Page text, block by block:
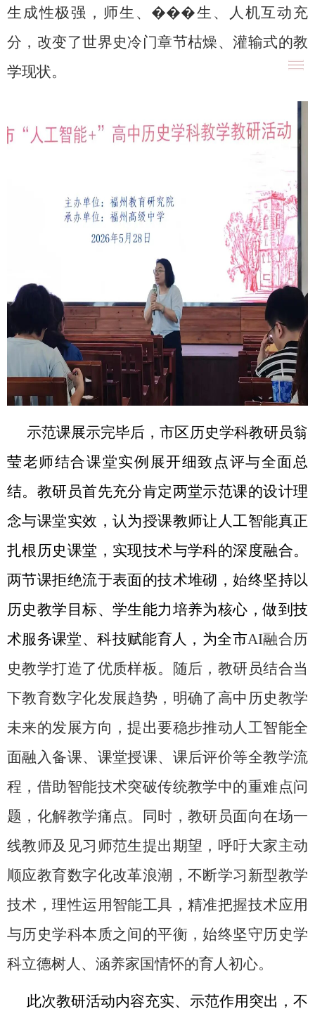
生成性极强，师生、���生、人机互动充
分，改变了世界史冷门章节枯燥、灌输式的教
学现状。
示范课展示完毕后，市区历史学科教研员翁
莹老师结合课堂实例展开细致点评与全面总
结。教研员首先充分肯定两堂示范课的设计理
念与课堂实效，认为授课教师让人工智能真正
扎根历史课堂，实现技术与学科的深度融合。
两节课拒绝流于表面的技术堆砌，始终坚持以
历史教学目标、学生能力培养为核心，做到技
术服务课堂、科技赋能育人，为全市AI融合历
史教学打造了优质样板。随后，教研员结合当
下教育数字化发展趋势，明确了高中历史教学
未来的发展方向，提出要稳步推动人工智能全
面融入备课、课堂授课、课后评价等全教学流
程，借助智能技术突破传统教学中的重难点问
题，化解教学痛点。同时，教研员面向在场一
线教师及见习师范生提出期望，呼吁大家主动
顺应教育数字化改革浪潮，不断学习新型教学
技术，理性运用智能工具，精准把握技术应用
与历史学科本质之间的平衡，始终坚守历史学
科立德树人、涵养家国情怀的育人初心。
此次教研活动内容充实、示范作用突出，不